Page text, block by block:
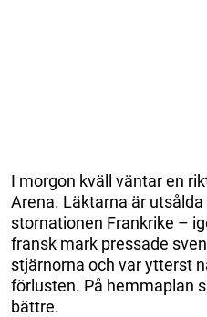
I morgon kväll väntar en
Arena. Läktarna är
stornationen Frankrike –
fransk mark pressade
stjärnorna och var ytterst
förlusten. På hemmaplan
bättre.